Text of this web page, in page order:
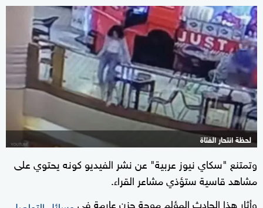
لحظة انتحار الفتاة
وتمتنع "سكاي نيوز عربية" عن نشر الفيديو كونه يحتوي على
مشاهد قاسية ستؤذي مشاعر القراء.
وأثار هذا الحادث المؤلم موجة حزن عارمة في